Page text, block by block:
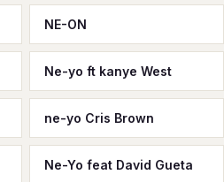
NE-ON
Ne-yo ft kanye West
ne-yo Cris Brown
Ne-Yo feat David Gueta